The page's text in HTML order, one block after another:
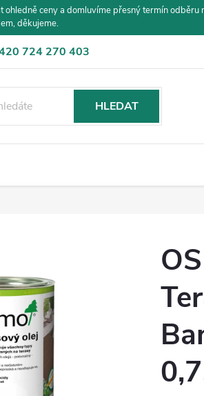
ceny a domluvíme přesný termín
děkujeme.
724 270 403
HLEDAT